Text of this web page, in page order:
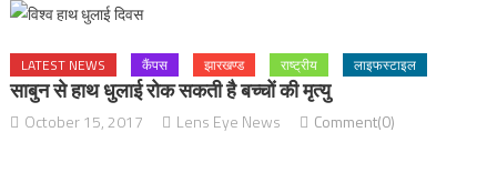
LATEST NEWS कैंपस झारखण्ड राष्ट्रीय लाइफस्टाइल
साबुन से हाथ धुलाई रोक सकती है बच्चों की मृत्यु
October 15, 2017 Lens Eye News Comment(0)